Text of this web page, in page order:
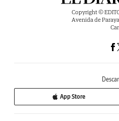
Copyright ©
Avenida de
App Store